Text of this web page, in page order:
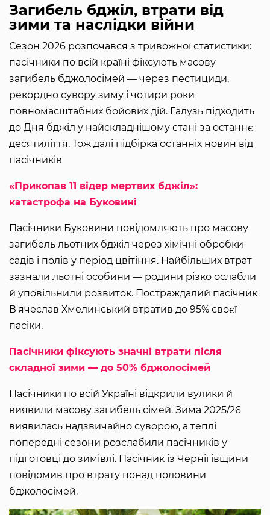
Загибель бджіл, втрати від
зими та наслідки війни
Сезон 2026 розпочався з тривожної статистики:
пасічники по всій країні фіксують масову
загибель бджолосімей — через пестициди,
рекордно сувору зиму і чотири роки
повномасштабних бойових дій. Галузь підходить
до Дня бджіл у найскладнішому стані за останнє
десятиліття. Тож далі підбірка останніх новин від
пасічників
«Прикопав 11 відер мертвих бджіл»:
катастрофа на Буковині
Пасічники Буковини повідомляють про масову
загибель льотних бджіл через хімічні обробки
садів і полів у період цвітіння. Найбільших втрат
зазнали льотні особини — родини різко ослабли
й уповільнили розвиток. Постраждалий пасічник
В'ячеслав Хмелинський втратив до 95% своєї
пасіки.
Пасічники фіксують значні втрати після
складної зими — до 50% бджолосімей
Пасічники по всій Україні відкрили вулики й
виявили масову загибель сімей. Зима 2025/26
виявилась надзвичайно суворою, а теплі
попередні сезони розслабили пасічників у
підготовці до зимівлі. Пасічник із Чернігівщини
повідомив про втрату понад половини
бджолосімей.